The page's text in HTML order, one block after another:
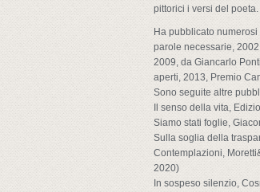
pittorici i versi del poeta.
Ha pubblicato
parole necessarie,
2009, da Giancarlo
aperti, 2013, Premio
Sono seguite altre
Il senso della vita,
Siamo stati foglie,
Sulla soglia della
Contemplazioni,
2020)
In sospeso silenzio,